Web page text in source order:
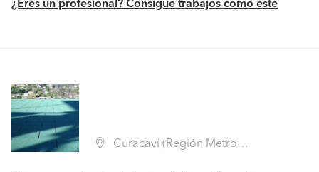
¿Eres un profesional? Consigue trabajos como este
Curacaví (Región Metropolitana - Melipilla)